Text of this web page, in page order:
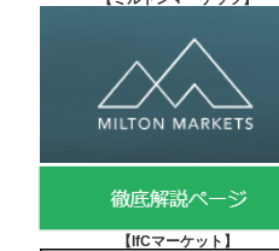
【IfCマーケット 】